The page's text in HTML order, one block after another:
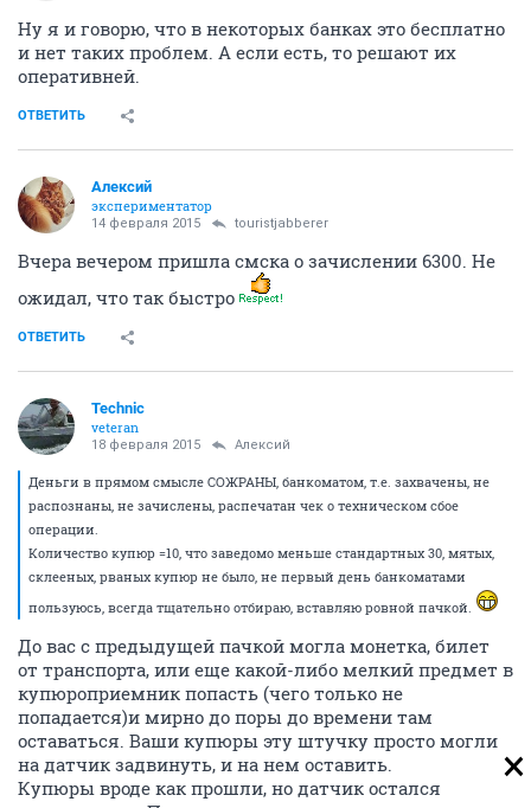
Ну я и говорю, что в некоторых банках это бесплатно
и нет таких проблем. А если есть, то решают их
оперативней.
ОТВЕТИТЬ
Алексий
экспериментатор
14 февраля 2015 touristjabberer
Вчера вечером пришла смска о зачислении 6300. Не
ожидал, что так быстро
ОТВЕТИТЬ
Technic
veteran
18 февраля 2015 Алексий
Деньги в прямом смысле СОЖРАНЫ, банкоматом, т.е. захвачены, не
распознаны, не зачислены, распечатан чек о техническом сбое
операции.
Количество купюр =10, что заведомо меньше стандартных 30, мятых,
склееных, рваных купюр не было, не первый день банкоматами
пользуюсь, всегда тщательно отбираю, вставляю ровной пачкой.
До вас с предыдущей пачкой могла монетка, билет
от транспорта, или еще какой-либо мелкий предмет в
купюроприемник попасть (чего только не
попадается)и мирно до поры до времени там
оставаться. Ваши купюры эту штучку просто могли
на датчик задвинуть, и на нем оставить.
Купюры вроде как прошли, но датчик остался